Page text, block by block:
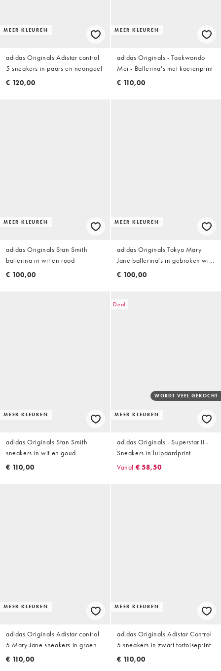
MEER KLEUREN
adidas Originals Adistar control
5 sneakers in paars en neongeel
€ 120,00
MEER KLEUREN
adidas Originals - Taekwondo
Mei - Ballerina's met koeienprint
€ 110,00
MEER KLEUREN
adidas Originals Stan Smith
ballerina in wit en rood
€ 100,00
MEER KLEUREN
adidas Originals Tokyo Mary
Jane ballerina's in gebroken wit
en zwart
€ 100,00
MEER KLEUREN
adidas Originals Stan Smith
sneakers in wit en goud
€ 110,00
Deal
MEER KLEUREN
WORDT VEEL GEKOCHT
adidas Originals - Superstar II -
Sneakers in luipaardprint
Vanaf € 58,50
MEER KLEUREN
adidas Originals Adistar control
5 Mary Jane sneakers in groen
€ 110,00
MEER KLEUREN
adidas Originals Adistar Control
5 sneakers in zwart tortoiseprint
€ 110,00